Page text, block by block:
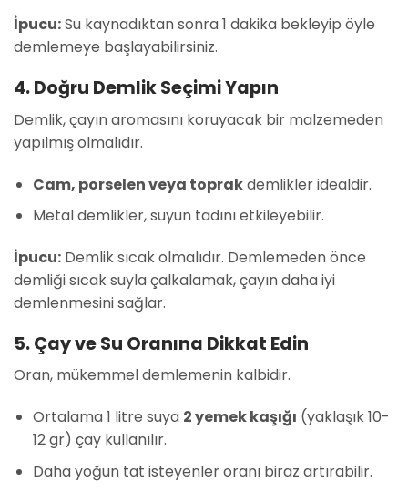
İpucu:Su kaynadıktan sonra 1 dakika bekleyip öyle
demlemeye başlayabilirsiniz.
4. Doğru Demlik Seçimi Yapın
Demlik, çayın aromasını koruyacak bir malzemeden
yapılmış olmalıdır.
Cam, porselen veya toprakdemlikler idealdir.
Metal demlikler, suyun tadını etkileyebilir.
İpucu: Demlik sıcak olmalıdır. Demlemeden önce
demliği sıcak suyla çalkalamak, çayın daha iyi
demlenmesini sağlar.
5. Çay ve Su Oranına Dikkat Edin
Oran, mükemmel demlemenin kalbidir.
Ortalama 1 litre suya 2 yemek kaşığı (yaklaşık 10-
12 gr) çay kullanılır.
Daha yoğun tat isteyenler oranı biraz artırabilir.